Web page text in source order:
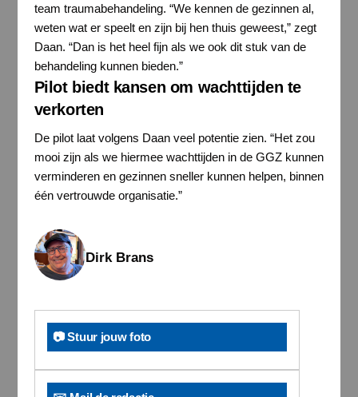
team traumabehandeling. “We kennen de gezinnen al,
weten wat er speelt en zijn bij hen thuis geweest,” zegt
Daan. “Dan is het heel fijn als we ook dit stuk van de
behandeling kunnen bieden.”
Pilot biedt kansen om wachttijden te
verkorten
De pilot laat volgens Daan veel potentie zien. “Het zou
mooi zijn als we hiermee wachttijden in de GGZ kunnen
verminderen en gezinnen sneller kunnen helpen, binnen
één vertrouwde organisatie.”
Dirk Brans
📷 Stuur jouw foto